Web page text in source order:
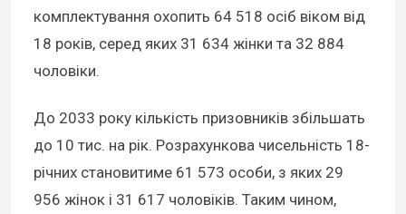
комплектування охопить 64 518 осіб віком від
18 років, серед яких 31 634 жінки та 32 884
чоловіки.
До 2033 року кількість призовників збільшать
до 10 тис. на рік. Розрахункова чисельність 18-
річних становитиме 61 573 особи, з яких 29
956 жінок і 31 617 чоловіків. Таким чином,